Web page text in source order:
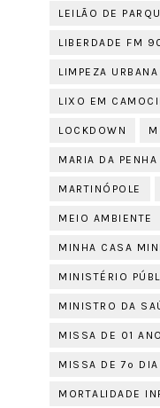
LEILÃO DE
LIBERDADE FM
LIMPEZA URBANA
LIXO EM
LOCKDOWN M
MARIA DA PENHA
MARTINÓPOLE
MEIO AMBIENTE
MINHA CASA
MINISTÉRIO
MINISTRO DA
MISSA DE 01
MISSA DE 7º DIA
MORTALIDADE